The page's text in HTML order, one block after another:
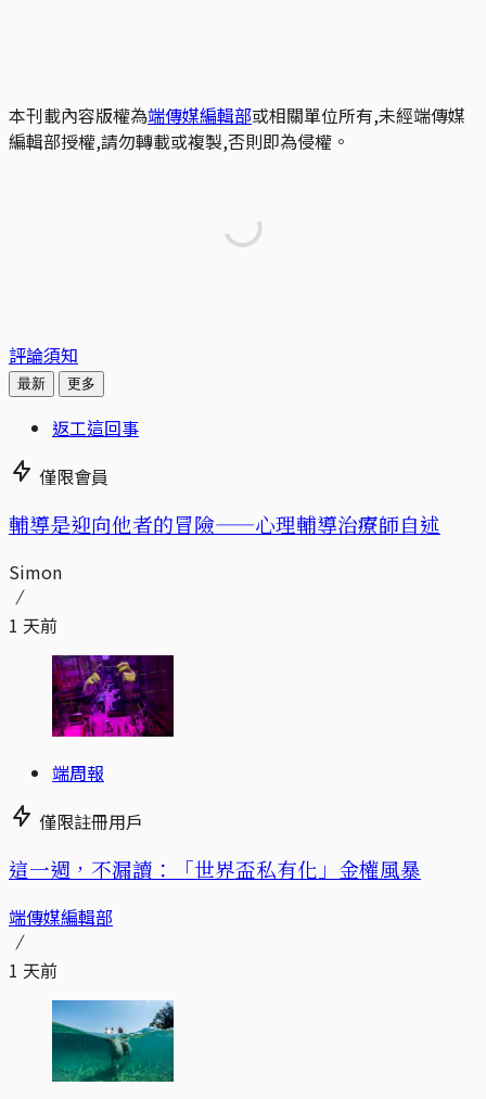
本刊載內容版權為端傳媒編輯部或相關單位所有,未經端傳媒
編輯部授權,請勿轉載或複製,否則即為侵權。
評論須知
最新 更多
返工這回事
僅限會員
輔導是迎向他者的冒險——心理輔導治療師自述
Simon
1 天前
端周報
僅限註冊用戶
這一週，不漏讀：「世界盃私有化」金權風暴
端傳媒編輯部
1 天前